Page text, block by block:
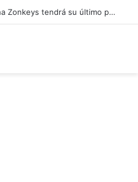
¡Es hora de apoyar! mañana Zonkeys tendrá su último partido en casa contra CDMX